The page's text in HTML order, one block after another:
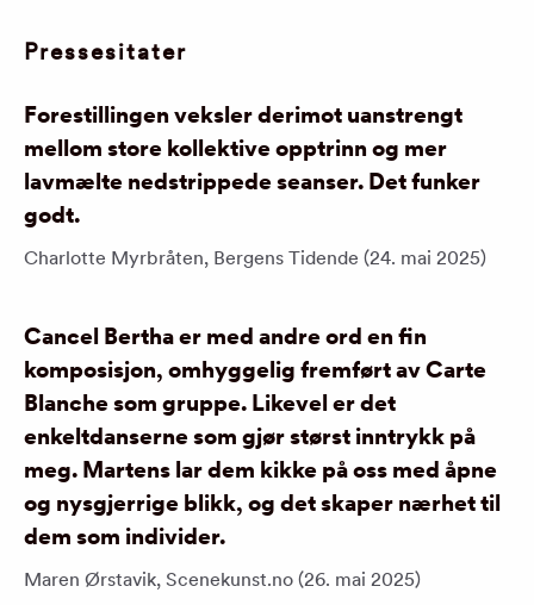
Pressesitater
Forestillingen veksler derimot uanstrengt
mellom store kollektive opptrinn og mer
lavmælte nedstrippede seanser. Det funker
godt.
Charlotte Myrbråten, Bergens Tidende (24. mai 2025)
Cancel Bertha er med andre ord en fin
komposisjon, omhyggelig fremført av Carte
Blanche som gruppe. Likevel er det
enkeltdanserne som gjør størst inntrykk på
meg. Martens lar dem kikke på oss med åpne
og nysgjerrige blikk, og det skaper nærhet til
dem som individer.
Maren Ørstavik, Scenekunst.no (26. mai 2025)